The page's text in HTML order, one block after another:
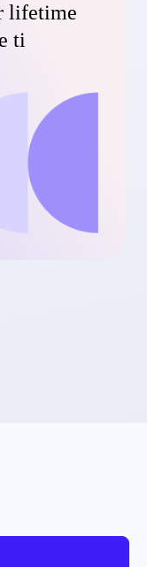
lifetime
ti